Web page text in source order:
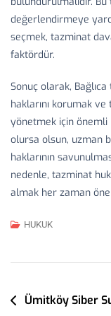
değerlendirmeye
seçmek, tazminat
faktördür.
Sonuç olarak,
haklarını korumak
yönetmek için önemli
olursa olsun, uzman
haklarının
nedenle, tazminat
almak her zaman
HUKUK
YazıÜmitköy Siber